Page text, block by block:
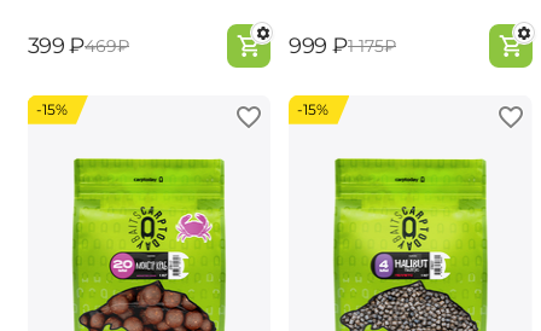
‍399‍ ₽‍469‍₽ ‍999‍ ₽‍1 175‍₽
-15% -15%